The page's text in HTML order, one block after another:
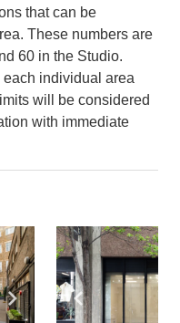
that can be
These numbers are
60 in the Studio.
individual area
will be considered
with immediate
Show next slide
Show